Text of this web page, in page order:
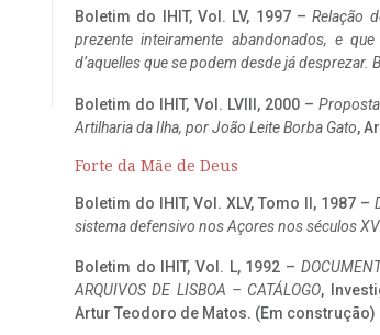
Boletim do IHIT, Vol. LV, 1997 –Relação
prezente inteiramente abandonados, e
d’aquelles que se podem desde já desprezar.
Boletim do IHIT, Vol. LVIII, 2000 –
Artilharia da Ilha, por João Leite Borba Gato,
Forte da Mãe de Deus
Boletim do IHIT, Vol. XLV, Tomo II, 1987 –
sistema defensivo nos Açores nos séculos
Boletim do IHIT, Vol. L, 1992 –
ARQUIVOS DE LISBOA – CATÁLOGO,
Artur Teodoro de Matos. (Em construção)